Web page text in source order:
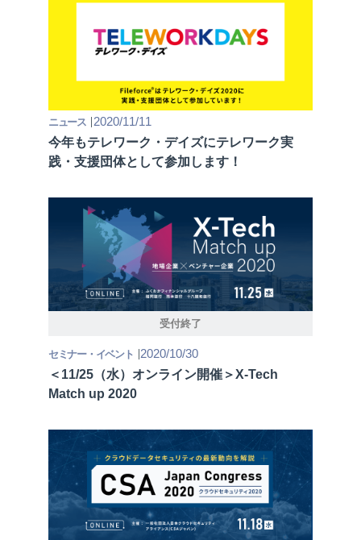
ニュース
2020/11/11
今年もテレワーク・デイズにテレワーク実
践・支援団体として参加します！
受付終了
セミナー・イベント
2020/10/30
＜11/25（水）オンライン開催＞X-Tech
Match up 2020